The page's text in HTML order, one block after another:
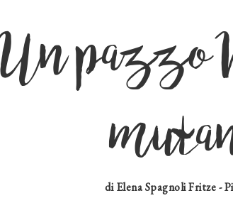
Un pazzo
di Elena Spagnoli Fritze -